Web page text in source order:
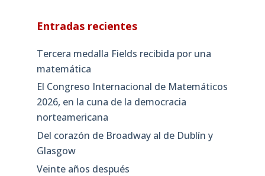
Entradas recientes
Tercera medalla Fields recibida por una
matemática
El Congreso Internacional de Matemáticos
2026, en la cuna de la democracia
norteamericana
Del corazón de Broadway al de Dublín y
Glasgow
Veinte años después